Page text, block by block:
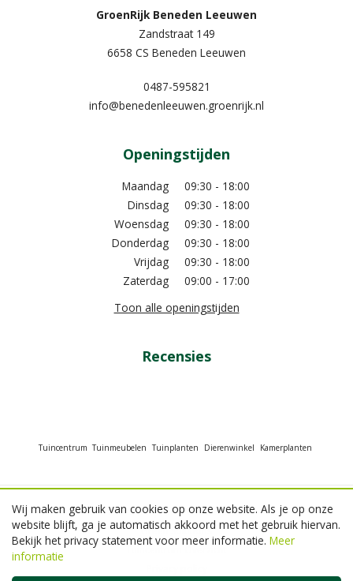
GroenRijk Beneden Leeuwen​
Zandstraat 149
6658 CS Beneden Leeuwen
0487-595821
info@benedenleeuwen.groenrijk.nl
Openingstijden
Maandag
09:30 - 18:00
Dinsdag
09:30 - 18:00
Woensdag
09:30 - 18:00
Donderdag
09:30 - 18:00
Vrijdag
09:30 - 18:00
Zaterdag
09:00 - 17:00
Toon alle openingstijden
Recensies
Tuincentrum Tuinmeubelen Tuinplanten Dierenwinkel Kamerplanten
© GroenRijk Beneden Leeuwen
Green Solutions
Wij maken gebruik van cookies op onze website. Als je op onze
website blijft, ga je automatisch akkoord met het gebruik hiervan.
Bekijk het privacy statement voor meer informatie. Meer
informatie